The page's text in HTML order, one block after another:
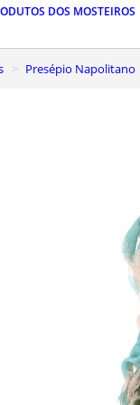
DOS MOSTEIROS
Presépio Napolitano